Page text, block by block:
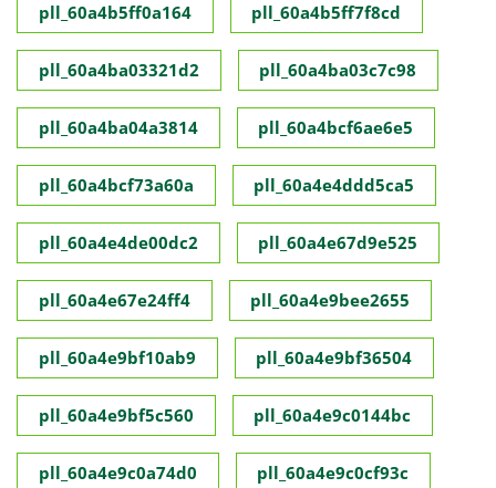
pll_60a4b5ff0a164 pll_60a4b5ff7f8cd
pll_60a4ba03321d2 pll_60a4ba03c7c98
pll_60a4ba04a3814 pll_60a4bcf6ae6e5
pll_60a4bcf73a60a pll_60a4e4ddd5ca5
pll_60a4e4de00dc2 pll_60a4e67d9e525
pll_60a4e67e24ff4 pll_60a4e9bee2655
pll_60a4e9bf10ab9 pll_60a4e9bf36504
pll_60a4e9bf5c560 pll_60a4e9c0144bc
pll_60a4e9c0a74d0 pll_60a4e9c0cf93c